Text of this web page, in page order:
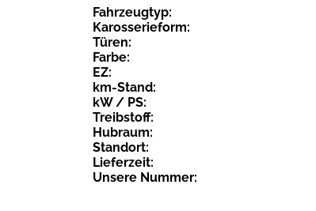
Fahrzeugtyp:
Karosserieform:
Türen:
Farbe:
EZ:
km-Stand:
kW / PS:
Treibstoff:
Hubraum:
Standort:
Lieferzeit:
Unsere Nummer: